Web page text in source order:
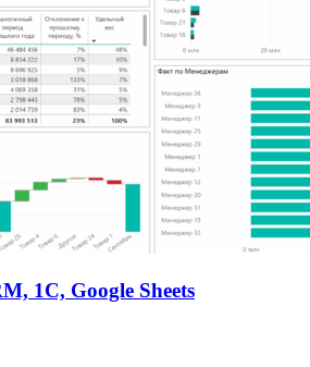
1C, Google Sheets